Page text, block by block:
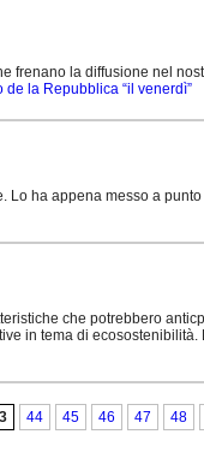
frenano la diffusione nel
de la Repubblica “il venerdì”
Lo ha appena messo a
che potrebbero
in tema di ecosostenibilità.
44 45 46 47 48